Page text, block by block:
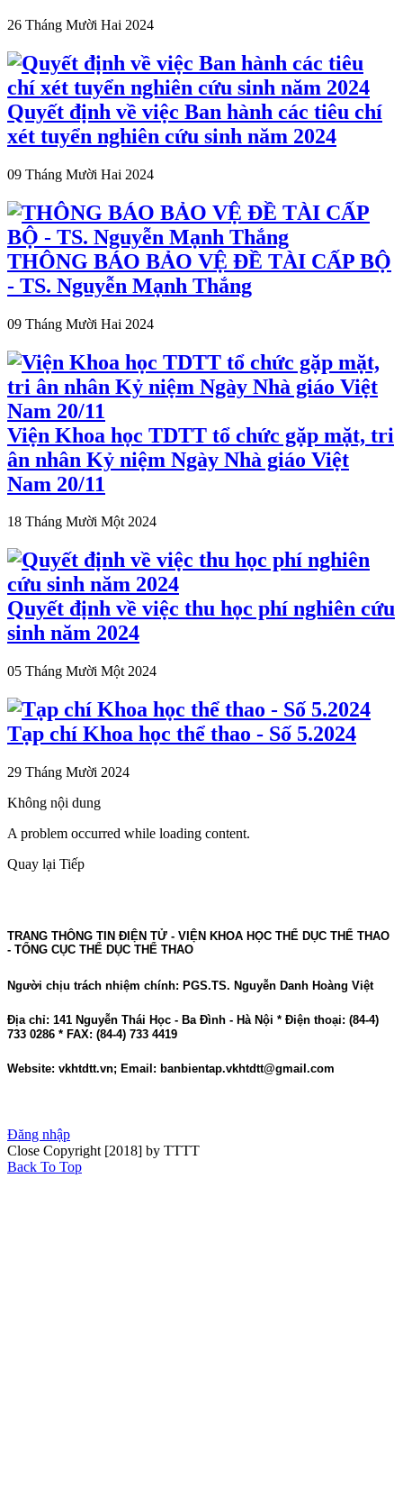
26 Tháng Mười Hai 2024
Quyết định về việc Ban hành các tiêu chí
xét tuyển nghiên cứu sinh năm 2024
09 Tháng Mười Hai 2024
THÔNG BÁO BẢO VỆ ĐỀ TÀI CẤP BỘ
- TS. Nguyễn Mạnh Thắng
09 Tháng Mười Hai 2024
Viện Khoa học TDTT tổ chức gặp mặt, tri
ân nhân Kỷ niệm Ngày Nhà giáo Việt
Nam 20/11
18 Tháng Mười Một 2024
Quyết định về việc thu học phí nghiên cứu
sinh năm 2024
05 Tháng Mười Một 2024
Tạp chí Khoa học thể thao - Số 5.2024
29 Tháng Mười 2024
Không nội dung
A problem occurred while loading content.
Quay lại Tiếp
TRANG THÔNG TIN ĐIỆN TỬ - VIỆN KHOA HỌC THỂ DỤC THỂ THAO
- TỔNG CỤC THỂ DỤC THỂ THAO
Người chịu trách nhiệm chính: PGS.TS. Nguyễn Danh Hoàng Việt
Địa chỉ: 141 Nguyễn Thái Học - Ba Đình - Hà Nội * Điện thoại: (84-4)
733 0286 * FAX: (84-4) 733 4419
Website: vkhtdtt.vn; Email: banbientap.vkhtdtt@gmail.com
Đăng nhập
Close Copyright [2018] by TTTT
Back To Top